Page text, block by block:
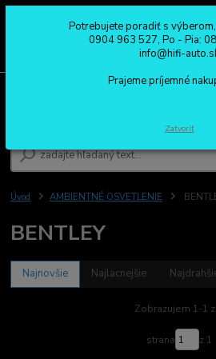
0904 963 527
Po - Pia: 08:00 - 16:00
Úvod AMBIENTNÉ OSVETLENIE
BENTLEY
Najnovšie Najlacnejšie
Zobrazujem 1-1 z
strana z 1
Potrebujete poradiť s
0904 963 527, Po - Pia:
info@hifi-
Prajeme príjemné
Zatvoriť